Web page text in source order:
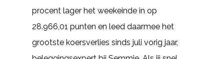
procent lager het weekeinde in op
28.966,01 punten en leed daarmee het
grootste koersverlies sinds juli vorig jaar,